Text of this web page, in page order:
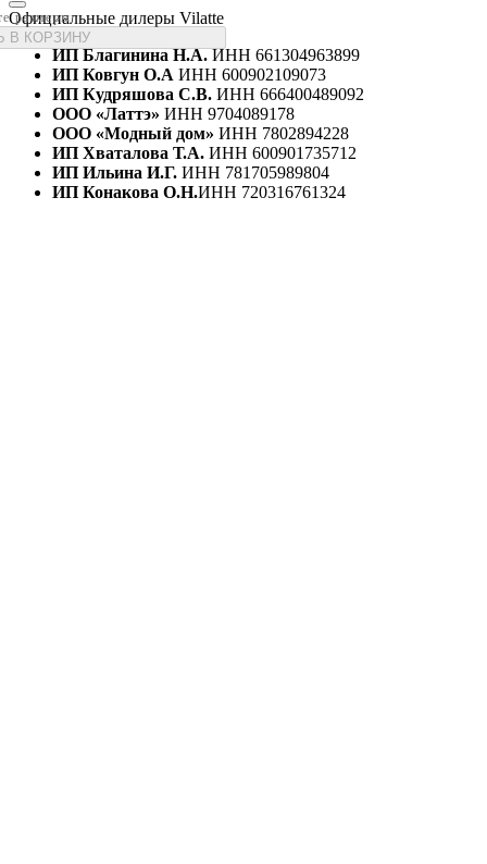
размеры
В КОРЗИНУ
Официальные дилеры Vilatte
ИП Благинина Н.А.ИНН 661304963899
ИП Ковгун О.А ИНН 600902109073
ИП Кудряшова С.В. ИНН 666400489092
ООО «Латтэ» ИНН 9704089178
ООО «Модный дом» ИНН 7802894228
ИП Хваталова Т.А. ИНН 600901735712
ИП Ильина И.Г. ИНН 781705989804
ИП Конакова О.Н.ИНН 720316761324